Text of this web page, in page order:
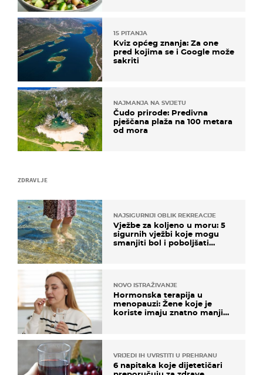
ZDRAVLJE
NAJSIGURNIJI OBLIK REKREACIJE
Vježbe za koljeno u moru: 5
sigurnih vježbi koje mogu
smanjiti bol i poboljšati
NOVO ISTRAŽIVANJE
Hormonska terapija u
menopauzi: Žene koje je
koriste imaju znatno manji
VRIJEDI IH UVRSTITI U PREHRANU
6 napitaka koje dijetetičari
15 PITANJA
Kviz općeg znanja: Za one
pred kojima se i Google može
sakriti
NAJMANJA NA SVIJETU
Čudo prirode: Predivna
pješčana plaža na 100 metara
od mora